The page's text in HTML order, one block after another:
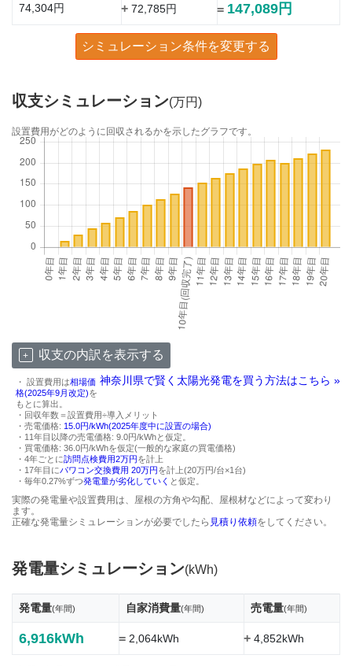
74,304円 +72,785円 = 147,089円
シミュレーション条件を変更する
収支シミュレーション(万円)
設置費用がどのように回収されるかを示したグラフです。
収支の内訳を表示する
神奈川県で賢く太陽光発電を買う方法はこちら »
・ 設置費用は相場価
格(2025年9月改定)を
もとに算出。
・回収年数＝設置費用÷導入メリット
・売電価格: 15.0円/kWh(2025年度中に設置の場合)
・11年目以降の売電価格: 9.0円/kWhと仮定。
・買電価格: 36.0円/kWhを仮定(一般的な家庭の買電価格)
・4年ごとに訪問点検費用2万円を計上
・17年目にパワコン交換費用 20万円を計上(20万円/台×1台)
・毎年0.27%ずつ発電量が劣化していく と仮定。
実際の発電量や設置費用は、屋根の方角や勾配、屋根材などによって変わり
ます。
正確な発電量シミュレーションが必要でしたら 見積り依頼をしてください。
発電量シミュレーション(kWh)
発電量(年間) 自家消費量(年間) 売電量(年間)
6,916kWh =2,064kWh +4,852kWh